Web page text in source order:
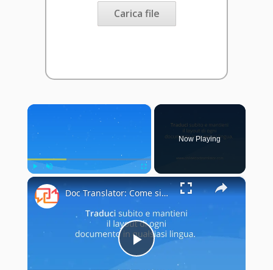
Carica file
×
Play Unmute Fullscreen
Now Playing
×
Play
Doc Translator: Come si usa il traduttore di documenti?